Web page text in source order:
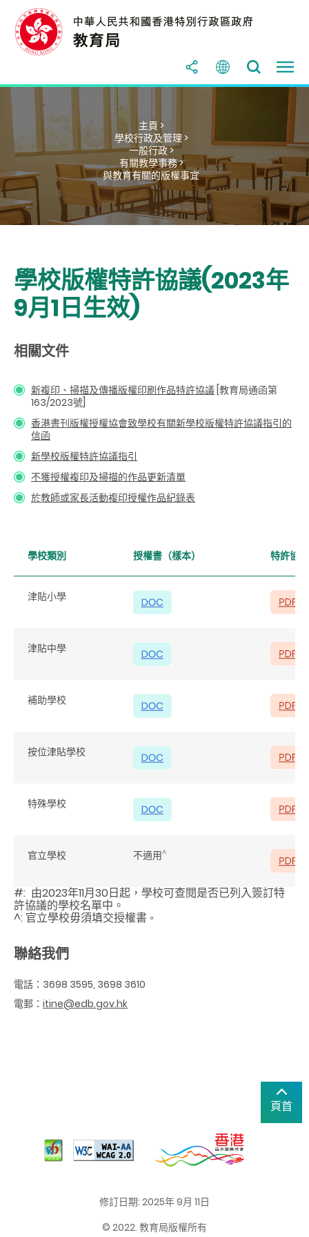
主頁 >
學校行政及管理 >
一般行政 >
有關教學事務 >
與教育有關的版權事宜
學校版權特許協議(2023年
9月1日生效)
相關文件
新複印、掃描及傳播版權印刷作品特許協議 [教育局通函第
163/2023號]
香港書刊版權授權協會致學校有關新學校版權特許協議指引的
信函
新學校版權特許協議指引
不獲授權複印及掃描的作品更新清單
於教師或家長活動複印授權作品紀錄表
學校類別 授權書（樣本） 特許協
津貼小學
津貼中學
補助學校
按位津貼學校
特殊學校
官立學校 不適用^
#: 由2023年11月30日起，學校可查閱是否已列入簽訂特
許協議的學校名單中。
^: 官立學校毋須填交授權書 。
聯絡我們
電話：3698 3595, 3698 3610
電郵： itine@edb.gov.hk
頁首
修訂日期: 2025年 9月 11日
© 2022. 教育局版權所有